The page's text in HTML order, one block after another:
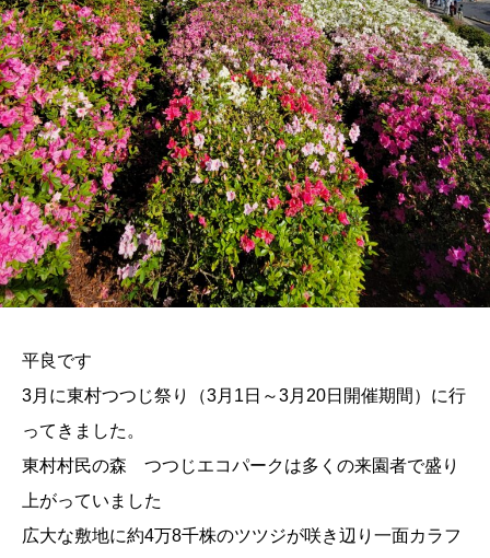
平良です
3月に東村つつじ祭り（3月1日～3月20日開催期間）に行
ってきました。
東村村民の森 つつじエコパークは多くの来園者で盛り
上がっていました
広大な敷地に約4万8千株のツツジが咲き辺り一面カラフ